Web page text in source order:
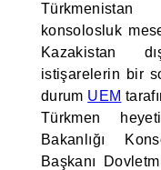
Türkmenistan
konsolosluk
Kazakistan
istişarelerin bir
durum UEM
Türkmen
Bakanlığı
Başkanı